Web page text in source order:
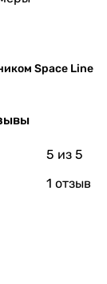
Space Line
5 из 5
1 отзыв